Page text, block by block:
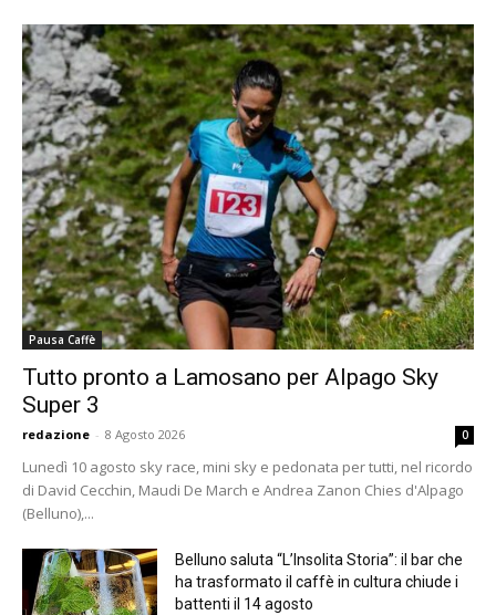
Pausa Caffè
Tutto pronto a Lamosano per Alpago Sky
Super 3
redazione - 8 Agosto 2026 0
Lunedì 10 agosto sky race, mini sky e pedonata per tutti, nel ricordo
di David Cecchin, Maudi De March e Andrea Zanon Chies d'Alpago
(Belluno),...
Belluno saluta “L’Insolita Storia”: il bar che
ha trasformato il caffè in cultura chiude i
battenti il 14 agosto